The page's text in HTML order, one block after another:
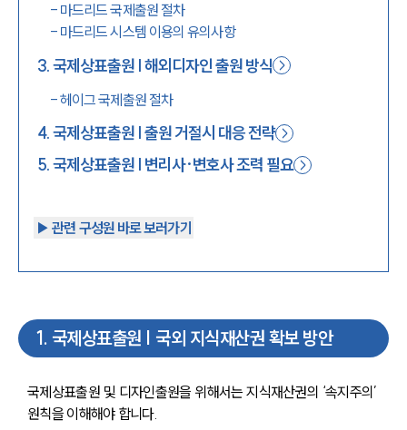
- 마드리드 국제출원 절차
- 마드리드 시스템 이용의 유의사항
3.국제상표출원 | 해외디자인 출원 방식
-헤이그 국제출원 절차
4.국제상표출원 | 출원 거절시 대응 전략
5.국제상표출원 | 변리사·변호사 조력 필요
▶︎ 관련 구성원 바로 보러가기
1. 국제상표출원 | 국외 지식재산권 확보 방안
국제상표출원 및 디자인출원을 위해서는 지식재산권의 ‘속지주의’
원칙을 이해해야 합니다.